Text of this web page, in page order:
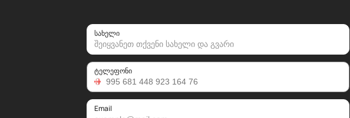
სახელი
ტელეფონი
Email